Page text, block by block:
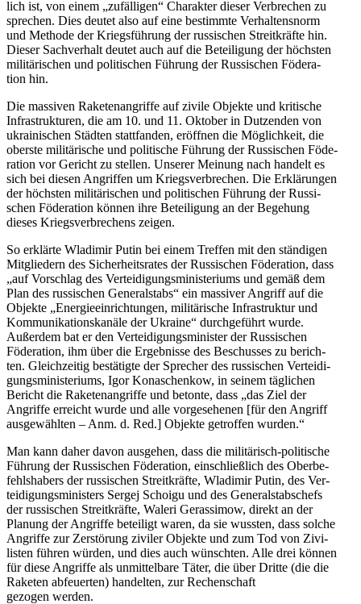
lich ist, von einem „zufäl­li­gen“ Cha­rak­ter dieser Ver­bre­chen zu
spre­chen. Dies deutet also auf eine bestimmte Ver­hal­tens­norm
und Methode der Kriegs­füh­rung der rus­si­schen Streit­kräfte hin.
Dieser Sach­ver­halt deutet auch auf die Betei­li­gung der höchs­ten
mili­tä­ri­schen und poli­ti­schen Führung der Rus­si­schen Föde­ra­
tion hin.
Die mas­si­ven Rake­ten­an­griffe auf zivile Objekte und kri­ti­sche
Infra­struk­tu­ren, die am 10. und 11. Oktober in Dut­zen­den von
ukrai­ni­schen Städten statt­fan­den, eröff­nen die Mög­lich­keit, die
oberste mili­tä­ri­sche und poli­ti­sche Führung der Rus­si­schen Föde­
ra­tion vor Gericht zu stellen. Unserer Meinung nach handelt es
sich bei diesen Angrif­fen um Kriegs­ver­bre­chen. Die Erklä­run­gen
der höchs­ten mili­tä­ri­schen und poli­ti­schen Führung der Rus­si­
schen Föde­ra­tion können ihre Betei­li­gung an der Bege­hung
dieses Kriegs­ver­bre­chens zeigen.
So erklärte Wla­di­mir Putin bei einem Treffen mit den stän­di­gen
Mit­glie­dern des Sicher­heits­ra­tes der Rus­si­schen Föde­ra­tion, dass
„auf Vor­schlag des Ver­tei­di­gungs­mi­nis­te­ri­ums und gemäß dem
Plan des rus­si­schen Gene­ral­stabs“ ein mas­si­ver Angriff auf die
Objekte „Ener­gie­ein­rich­tun­gen, mili­tä­ri­sche Infra­struk­tur und
Kom­mu­ni­ka­ti­ons­ka­näle der Ukraine“ durch­ge­führt wurde.
Außer­dem bat er den Ver­tei­di­gungs­mi­nis­ter der Rus­si­schen
Föde­ra­tion, ihm über die Ergeb­nisse des Beschus­ses zu berich­
ten. Gleich­zei­tig bestä­tigte der Spre­cher des rus­si­schen Ver­tei­di­
gungs­mi­nis­te­ri­ums, Igor Konaschen­kow, in seinem täg­li­chen
Bericht die Rake­ten­an­griffe und betonte, dass „das Ziel der
Angriffe erreicht wurde und alle vor­ge­se­he­nen [für den Angriff
aus­ge­wähl­ten – Anm. d. Red.] Objekte getrof­fen wurden.“
Man kann daher davon aus­ge­hen, dass die mili­tä­risch-poli­ti­sche
Führung der Rus­si­schen Föde­ra­tion, ein­schließ­lich des Ober­be­
fehls­ha­bers der rus­si­schen Streit­kräfte, Wla­di­mir Putin, des Ver­
tei­di­gungs­mi­nis­ters Sergej Schoigu und des Gene­ral­stabs­chefs
der rus­si­schen Streit­kräfte, Waleri Ger­as­si­mow, direkt an der
Planung der Angriffe betei­ligt waren, da sie wussten, dass solche
Angriffe zur Zer­stö­rung ziviler Objekte und zum Tod von Zivi­
lis­ten führen würden, und dies auch wünsch­ten. Alle drei können
für diese Angriffe als unmit­tel­bare Täter, die über Dritte (die die
Raketen abfeu­er­ten) han­del­ten, zur Rechen­schaft
gezogen werden.